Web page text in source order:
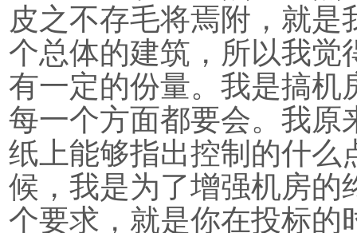
皮之不存毛将焉附，就
个总体的建筑，所以我觉
有一定的份量。我是搞机
每一个方面都要会。我原
纸上能够指出控制的什么
候，我是为了增强机房的
个要求，就是你在投标的